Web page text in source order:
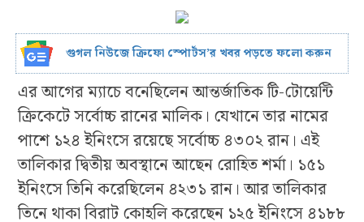
গুগল নিউজে ক্রিফো স্পোর্টস’র খবর পড়তে ফলো করুন
এর আগের ম্যাচে বনেছিলেন আন্তর্জাতিক টি-টোয়েন্টি
ক্রিকেটে সর্বোচ্চ রানের মালিক। যেখানে তার নামের
পাশে ১২৪ ইনিংসে রয়েছে সর্বোচ্চ ৪৩০২ রান। এই
তালিকার দ্বিতীয় অবস্থানে আছেন রোহিত শর্মা। ১৫১
ইনিংসে তিনি করেছিলেন ৪২৩১ রান। আর তালিকার
তিনে থাকা বিরাট কোহলি করেছেন ১২৫ ইনিংসে ৪১৮৮